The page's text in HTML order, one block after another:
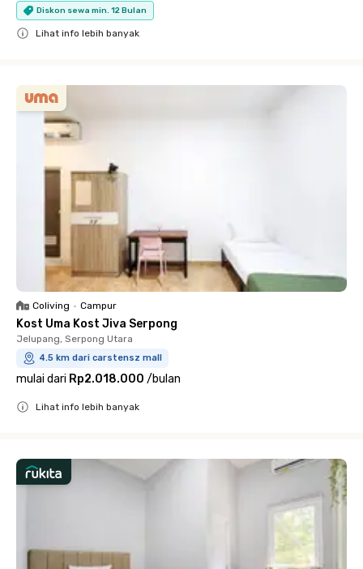
Diskon sewa min. 12 Bulan
Lihat info lebih banyak
Coliving • Campur
Kost Uma Kost Jiva Serpong
Jelupang, Serpong Utara
4.5 km dari carstensz mall
mulai dari Rp2.018.000 /bulan
Lihat info lebih banyak